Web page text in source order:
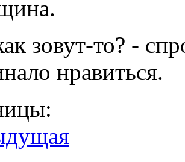
зовут-то? -
нравиться.